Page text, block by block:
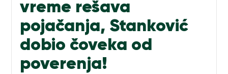
vreme rešava
pojačanja, Stanković
dobio čoveka od
poverenja!